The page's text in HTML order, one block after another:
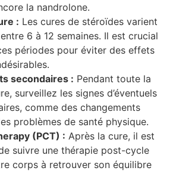
la nandrolone.
: Les cures de stéroïdes varient
6 à 12 semaines. Il est crucial
périodes pour éviter des effets
secondaires : Pendant toute la
surveillez les signes d’éventuels
comme des changements
problèmes de santé physique.
(PCT) : Après la cure, il est
suivre une thérapie post-cycle
corps à retrouver son équilibre